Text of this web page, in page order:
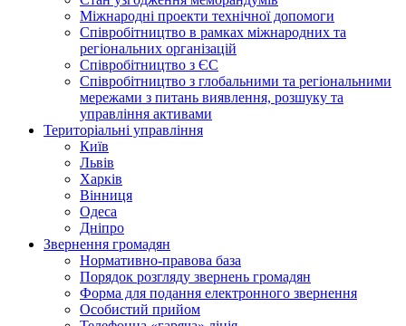
Міжнародні проекти технічної допомоги
Співробітництво в рамках міжнародних та
регіональних організацій
Співробітництво з ЄС
Співробітництво з глобальними та регіональними
мережами з питань виявлення, розшуку та
управління активами
Територіальні управління
Київ
Львів
Харків
Вінниця
Одеса
Дніпро
Звернення громадян
Нормативно-правова база
Порядок розгляду звернень громадян
Форма для подання електронного звернення
Особистий прийом